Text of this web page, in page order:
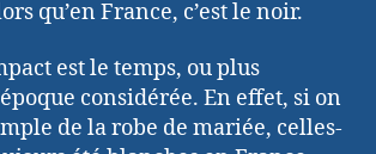
qu’en France, c’est le noir.
est le temps, ou plus
considérée. En effet, si on
de la robe de mariée, celles-